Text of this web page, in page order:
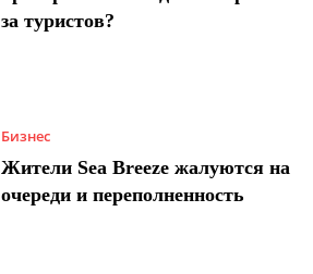
за туристов?
Бизнес
Жители Sea Breeze жалуются на
очереди и переполненность